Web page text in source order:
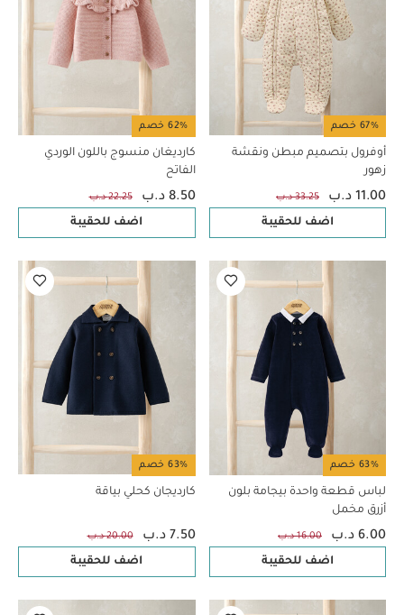
67% خصم
أوفرول بتصميم مبطن ونقشة
زهور
11.00 د.ب 33.25 د.ب
اضف للحقيبة
62% خصم
كارديغان منسوج باللون الوردي
الفاتح
8.50 د.ب 22.25 د.ب
اضف للحقيبة
63% خصم
لباس قطعة واحدة بيجامة بلون
أزرق مخمل
6.00 د.ب 16.00 د.ب
اضف للحقيبة
63% خصم
كارديجان كحلي بياقة
7.50 د.ب 20.00 د.ب
اضف للحقيبة